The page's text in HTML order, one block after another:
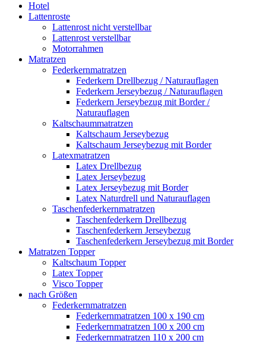
Hotel
Lattenroste
Lattenrost nicht verstellbar
Lattenrost verstellbar
Motorrahmen
Matratzen
Federkernmatratzen
Federkern Drellbezug / Naturauflagen
Federkern Jerseybezug / Naturauflagen
Federkern Jerseybezug mit Border /
Naturauflagen
Kaltschaummatratzen
Kaltschaum Jerseybezug
Kaltschaum Jerseybezug mit Border
Latexmatratzen
Latex Drellbezug
Latex Jerseybezug
Latex Jerseybezug mit Border
Latex Naturdrell und Naturauflagen
Taschenfederkernmatratzen
Taschenfederkern Drellbezug
Taschenfederkern Jerseybezug
Taschenfederkern Jerseybezug mit Border
Matratzen Topper
Kaltschaum Topper
Latex Topper
Visco Topper
nach Größen
Federkernmatratzen
Federkernmatratzen 100 x 190 cm
Federkernmatratzen 100 x 200 cm
Federkernmatratzen 110 x 200 cm